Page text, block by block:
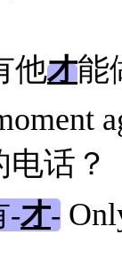
他才能
话？
-才-